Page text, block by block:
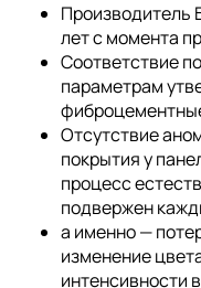
Производитель
лет с момента
Соответствие
параметрам
Отсутствие
покрытия у
процесс
подвержен
а именно —
изменение
интенсивности